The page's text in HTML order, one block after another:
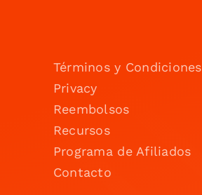
Términos y Condiciones
Privacy
Reembolsos
Recursos
Programa de Afiliados
Contacto